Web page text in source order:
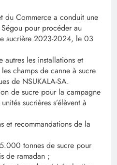
du Commerce a conduit une
pour procéder au
sucrière 2023-2024, le 03
autres les installations et
champs de canne à sucre
de NSUKALA-SA.
de sucre pour la campagne
sucrières s’élèvent à
et recommandations de la
tonnes de sucre pour
de ramadan ;